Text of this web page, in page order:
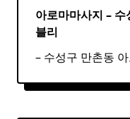
아로마마사지 –
블리
– 수성구 만촌동